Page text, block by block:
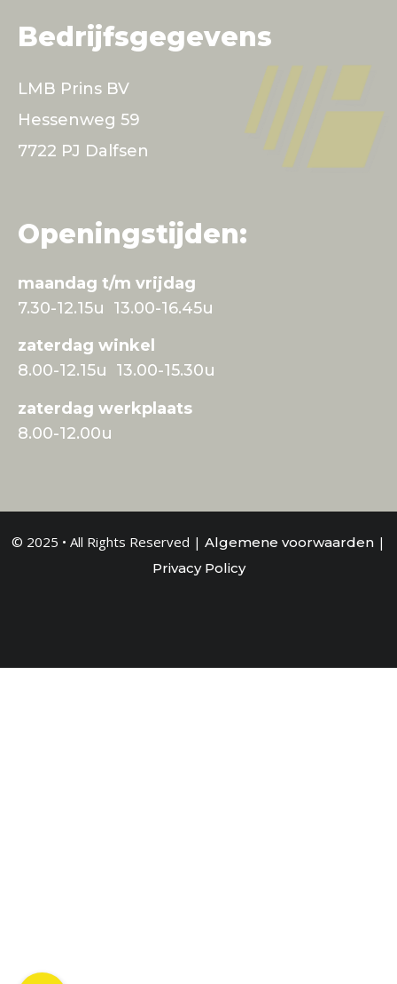
Bedrijfsgegevens
LMB Prins BV
Hessenweg 59
7722 PJ Dalfsen
Openingstijden:
maandag t/m vrijdag
7.30-12.15u 13.00-16.45u
zaterdag winkel
8.00-12.15u 13.00-15.30u
zaterdag werkplaats
8.00-12.00u
© 2025 • All Rights Reserved | Algemene voorwaarden |
Privacy Policy